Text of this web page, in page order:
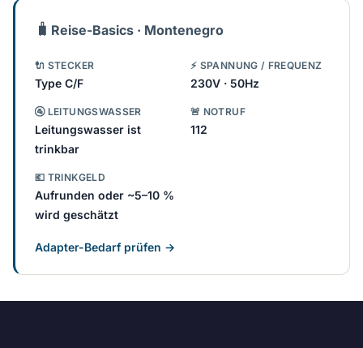
🧳 Reise-Basics · Montenegro
🔌 STECKER
Type C/F
⚡ SPANNUNG / FREQUENZ
230V · 50Hz
🚰 LEITUNGSWASSER
Leitungswasser ist
trinkbar
🚨 NOTRUF
112
💶 TRINKGELD
Aufrunden oder ~5–10 %
wird geschätzt
Adapter-Bedarf prüfen →